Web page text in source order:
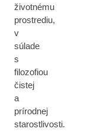
životnému
prostrediu,
v
súlade
s
filozofiou
čistej
a
prírodnej
starostlivosti.